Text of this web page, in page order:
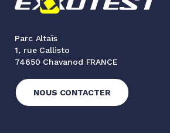
Parc Altaïs
1, rue Callisto
74650 Chavanod FRANCE
NOUS CONTACTER